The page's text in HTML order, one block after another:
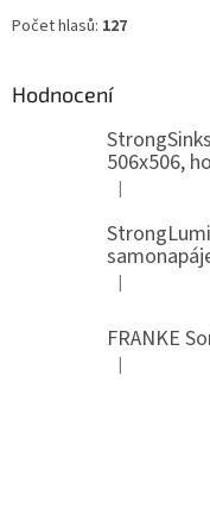
Počet hlasů: 127
Hodnocení
506x506,
Hodnocení
|
Hodnocení
|
FRANKE
Hodnocení
|